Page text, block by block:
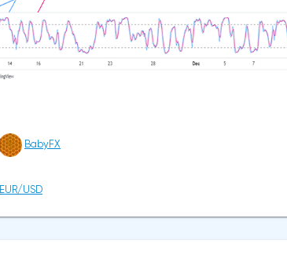
BabyFX
EUR/USD